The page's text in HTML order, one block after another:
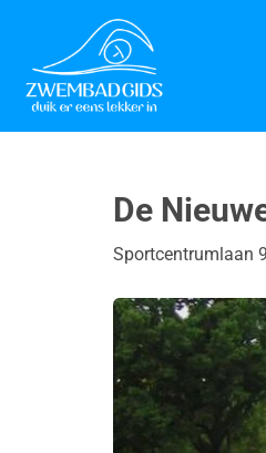
De
Sportcentrumlaan